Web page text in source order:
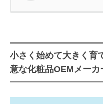
小さく始め
株式会
100個から
小さく始めて大きく育
意な化粧品OEMメーカ